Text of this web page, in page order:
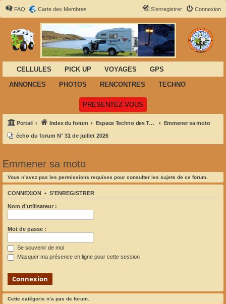
FAQ Carte des Membres Connexion
S’enregistrer
CELLULES PICK UP VOYAGES
GPS
ANNONCES
PHOTOS RENCONTRES TECHNO
PRESENTEZ-VOUS
Portail Index du forum Espace Techno des Tortues Emmener sa moto
écho du forum N° 31 de juillet 2026
Emmener sa moto
Vous n’avez pas les permissions requises pour consulter les sujets de ce forum.
CONNEXION • S’ENREGISTRER
Nom d’utilisateur :
Mot de passe :
Se souvenir de moi
Masquer ma présence en ligne pour cette session
Cette catégorie n’a pas de forum.